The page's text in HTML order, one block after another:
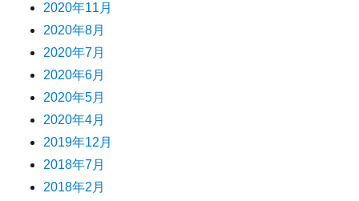
2020年11月
2020年8月
2020年7月
2020年6月
2020年5月
2020年4月
2019年12月
2018年7月
2018年2月